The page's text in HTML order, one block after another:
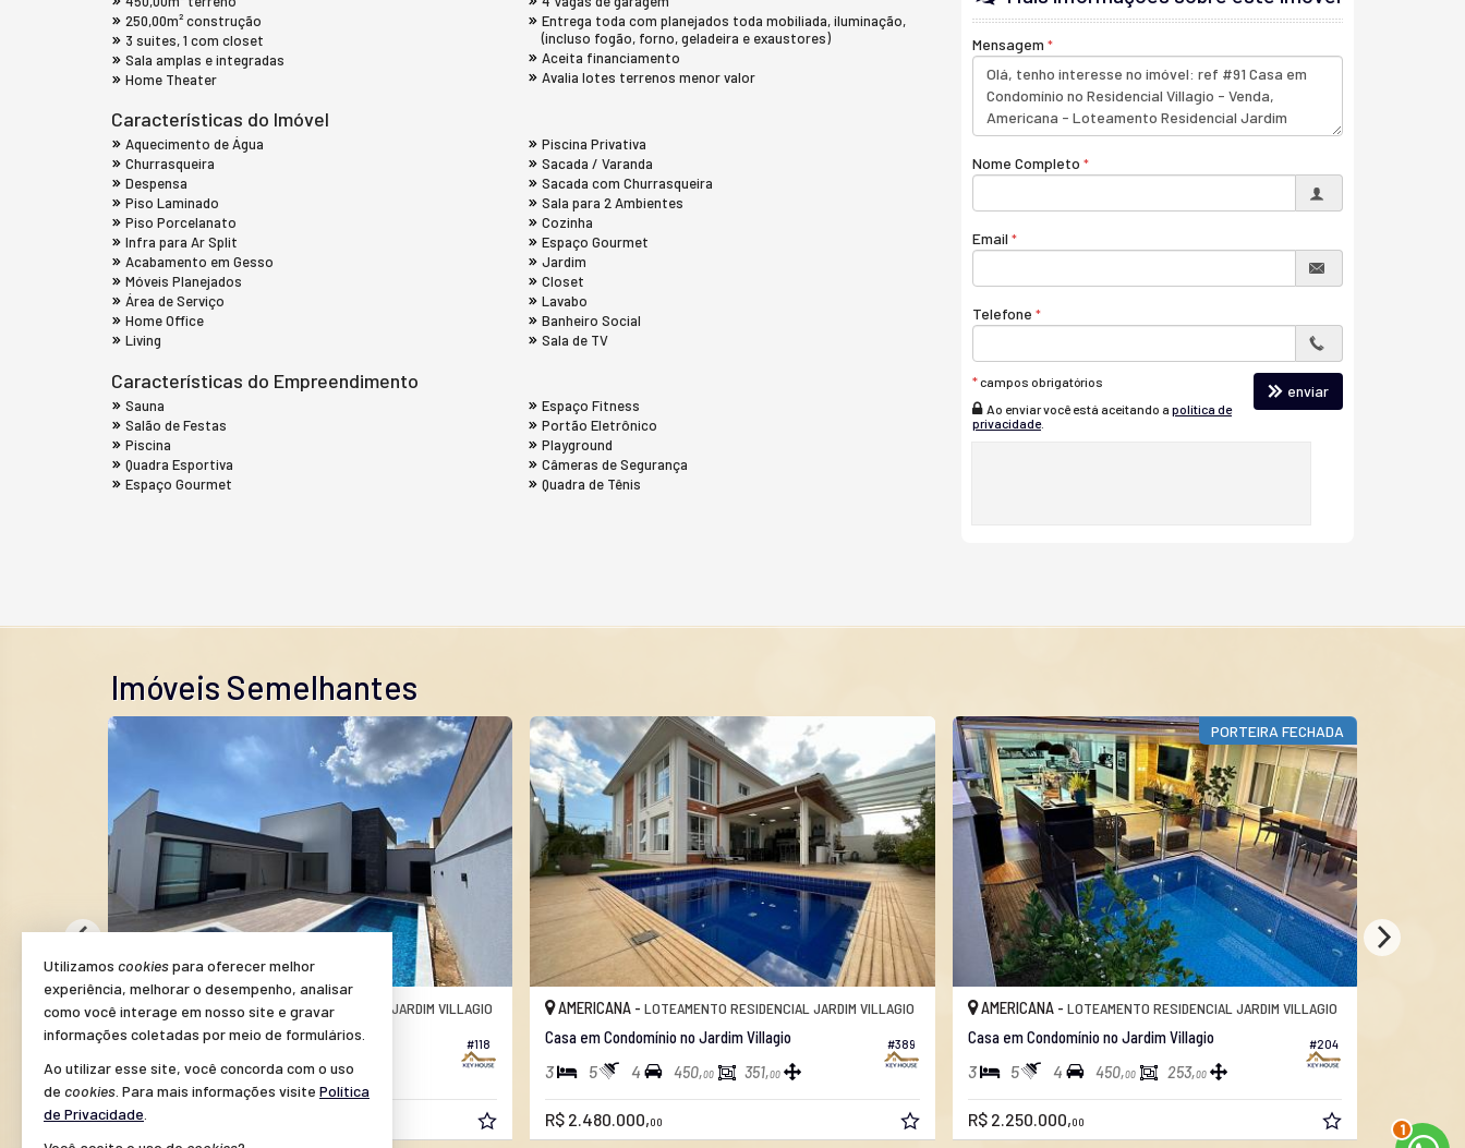
250,00m² construção
3 suites, 1 com closet
Sala amplas e integradas
Home Theater
Entrega toda com planejados toda mobiliada, iluminação,
(incluso fogão, forno, geladeira e exaustores)
Aceita financiamento
Avalia lotes terrenos menor valor
Características do Imóvel
Aquecimento de Água
Churrasqueira
Despensa
Piso Laminado
Piso Porcelanato
Infra para Ar Split
Acabamento em Gesso
Móveis Planejados
Área de Serviço
Home Office
Living
Piscina Privativa
Sacada / Varanda
Sacada com Churrasqueira
Sala para 2 Ambientes
Cozinha
Espaço Gourmet
Jardim
Closet
Lavabo
Banheiro Social
Sala de TV
Características do Empreendimento
Sauna
Salão de Festas
Piscina
Quadra Esportiva
Espaço Gourmet
Espaço Fitness
Portão Eletrônico
Playground
Câmeras de Segurança
Quadra de Tênis
Mensagem
Nome Completo
Email
Telefone
*campos obrigatórios
Ao enviar você está aceitando a política de
privacidade.
enviar
Imóveis Semelhantes
#368
VILLAGIO
#118
AMERICANA -LOTEAMENTO RESIDENCIAL JARDIM VILLAGIO
Casa em Condomínio no Jardim Villagio
3 4 4 450,00 237,00
R$ 2.500.000
#389
AMERICANA -LOTEAMENTO RESIDENCIAL JARDIM VILLAGIO
Casa em Condomínio no Jardim Villagio
3 5 4 450,00 351,00
R$ 2.480.000,00
PORTEIRA FECHADA
#204
AMERICANA - LOTEAMENTO RESIDENCIAL JARDIM VILLAGIO
Casa em Condomínio no Jardim Villagio
3 5 4 450,00 253,00
R$ 2.250.000,00 R$
Utilizamos cookiespara oferecer melhor
experiência, melhorar o desempenho, analisar
como você interage em nosso site e gravar
informações coletadas por meio de formulários.
Ao utilizar esse site, você concorda com o uso
de cookies . Para mais informações visite Política
de Privacidade